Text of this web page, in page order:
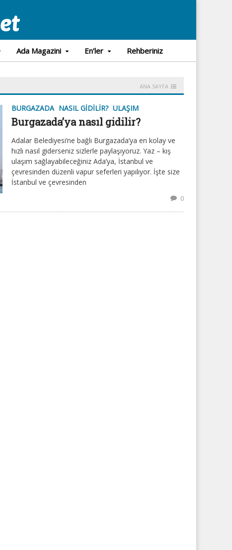
Ada Magazini En’ler Rehberiniz
ANA SAYFA
BURGAZADA NASIL GIDILIR? ULAŞIM
Burgazada’ya nasıl gidilir?
Adalar Belediyesi’ne bağlı Burgazada’ya en kolay ve
hızlı nasıl giderseniz sizlerle paylaşıyoruz. Yaz – kış
ulaşım sağlayabileceğiniz Ada’ya, İstanbul ve
çevresinden düzenli vapur seferleri yapılıyor. İşte size
İstanbul ve çevresinden
0